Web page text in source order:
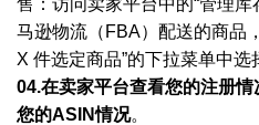
售：访问卖家平台中的“管理
马逊物流（FBA）配送的商品
X 件选定商品”的下拉菜单中选
04.在卖家平台查看您的注册
您的ASIN情况。